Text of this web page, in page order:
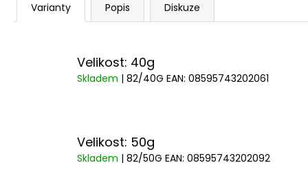
Varianty Popis Diskuze
Velikost: 40g
Skladem | 82/40G EAN: 08595743202061
Velikost: 50g
Skladem | 82/50G EAN: 08595743202092